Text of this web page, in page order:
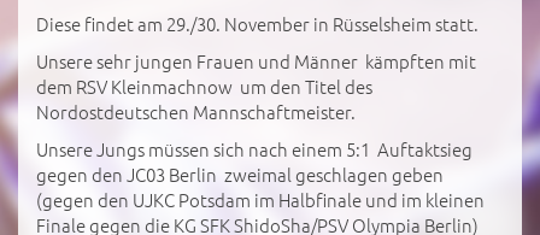
Diese findet am 29./30. November in Rüsselsheim statt.
Unsere sehr jungen Frauen und Männer kämpften mit
dem RSV Kleinmachnow um den Titel des
Nordostdeutschen Mannschaftmeister.
Unsere Jungs müssen sich nach einem 5:1 Auftaktsieg
gegen den JC03 Berlin zweimal geschlagen geben
(gegen den UJKC Potsdam im Halbfinale und im kleinen
Finale gegen die KG SFK ShidoSha/PSV Olympia Berlin)